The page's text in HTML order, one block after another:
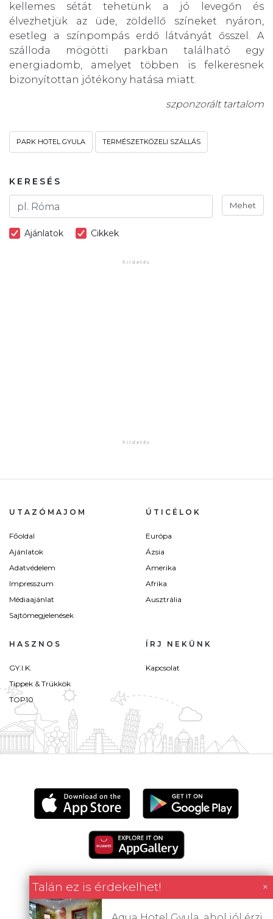
kellemes sétát tehetünk a jó levegőn és
élvezhetjük az üde, zöldellő színeket nyáron,
esetleg a színpompás erdő látványát ősszel. A
szálloda mögötti parkban található egy
energiadomb, amelyet többen is felkeresnek
bizonyítottan jótékony hatása miatt.
szponzorált tartalom
Talán ez is érdekelhet! ×
PARK HOTEL GYULA TERMÉSZETKÖZELI SZÁLLÁS
KERESÉS
Mehet
Ajánlatok Cikkek
UTAZÓMAJOM
Főoldal
Ajánlatok
Adatvédelem
Impresszum
Médiaajánlat
Sajtómegjelenések
ÚTICÉLOK
Európa
Ázsia
Amerika
Afrika
Ausztrália
HASZNOS
GY.I.K.
Tippek & Trükkök
TOP10
ÍRJ NEKÜNK
Kapcsolat
Minden tartalom jogvédett © 2026 Utazómajom.